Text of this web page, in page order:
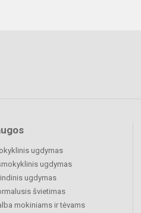
ugdymas
ugdymas
ugdymas
švietimas
mokiniams ir tėvams